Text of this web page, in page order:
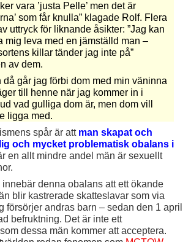
vara ’justa Pelle’ men det är
som får knulla” klagade Rolf. Flera
uttryck för liknande åsikter: ”Jag kan
mig leva med en jämställd man –
killar tänder jag inte på”
av dem.
då går jag förbi dom med min väninna
till henne när jag kommer in i
vad gulliga dom är, men dom vill
ligga med.
spår är att man skapat och
och mycket problematisk obalans i
en allt mindre andel män är sexuellt
denna obalans att ett ökande
blir kastrerade skatteslavar som via
försörjer andras barn – sedan den 1 april
befruktning. Det är inte ett
dessa män kommer att acceptera.